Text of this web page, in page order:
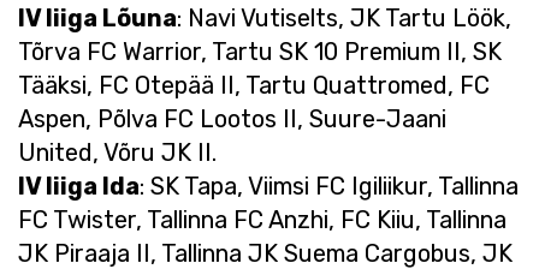
IV liiga Lõuna: Navi Vutiselts, JK Tartu Löök,
Tõrva FC Warrior, Tartu SK 10 Premium II, SK
Tääksi, FC Otepää II, Tartu Quattromed, FC
Aspen, Põlva FC Lootos II, Suure-Jaani
United, Võru JK II.
IV liiga Ida: SK Tapa, Viimsi FC Igiliikur, Tallinna
FC Twister, Tallinna FC Anzhi, FC Kiiu, Tallinna
JK Piraaja II, Tallinna JK Suema Cargobus, JK